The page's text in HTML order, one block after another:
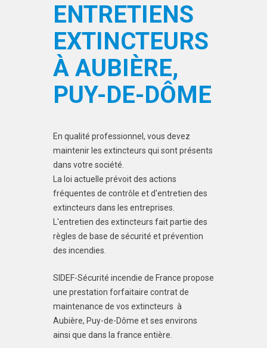
ENTRETIENS
EXTINCTEURS
À AUBIÈRE,
PUY-DE-DÔME
En qualité professionnel, vous devez
maintenir les extincteurs qui sont présents
dans votre société.
La loi actuelle prévoit des actions
fréquentes de contrôle et d'entretien des
extincteurs dans les entreprises.
L'entretien des extincteurs fait partie des
règles de base de sécurité et prévention
des incendies.
SIDEF-Sécurité incendie de France propose
une prestation forfaitaire contrat de
maintenance de vos extincteurs à
Aubière, Puy-de-Dôme et ses environs
ainsi que dans la france entière.